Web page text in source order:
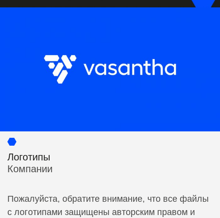
Логотипы
Компании
Пожалуйста, обратите внимание, что все файлы
с логотипами защищены авторским правом и